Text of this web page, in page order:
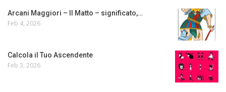
Arcani Maggiori – Il Matto – significato,…
Feb 4, 2026
Calcola il Tuo Ascendente
Feb 3, 2026